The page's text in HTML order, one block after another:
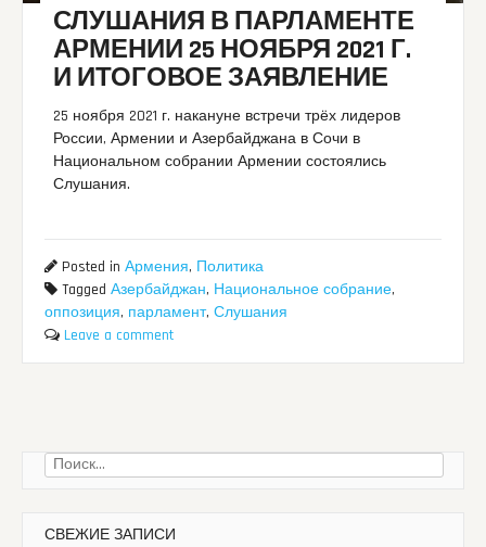
СЛУШАНИЯ В ПАРЛАМЕНТЕ
АРМЕНИИ 25 НОЯБРЯ 2021 Г.
И ИТОГОВОЕ ЗАЯВЛЕНИЕ
25 ноября 2021 г. накануне встречи трёх лидеров
России, Армении и Азербайджана в Сочи в
Национальном собрании Армении состоялись
Слушания.
Posted inАрмения, Политика
TaggedАзербайджан, Национальное собрание,
оппозиция, парламент,Слушания
Leave a comment
Найти:
СВЕЖИЕ ЗАПИСИ